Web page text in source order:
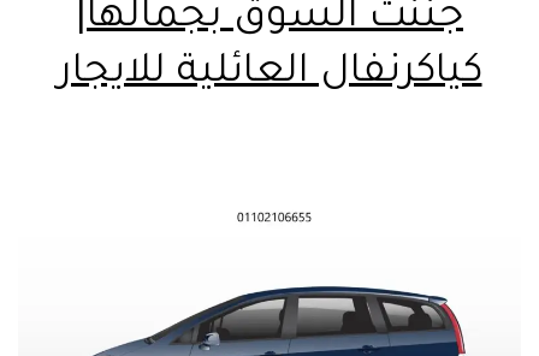
جننت السوق بجمالها|
كياكرنفال العائلية للايجار